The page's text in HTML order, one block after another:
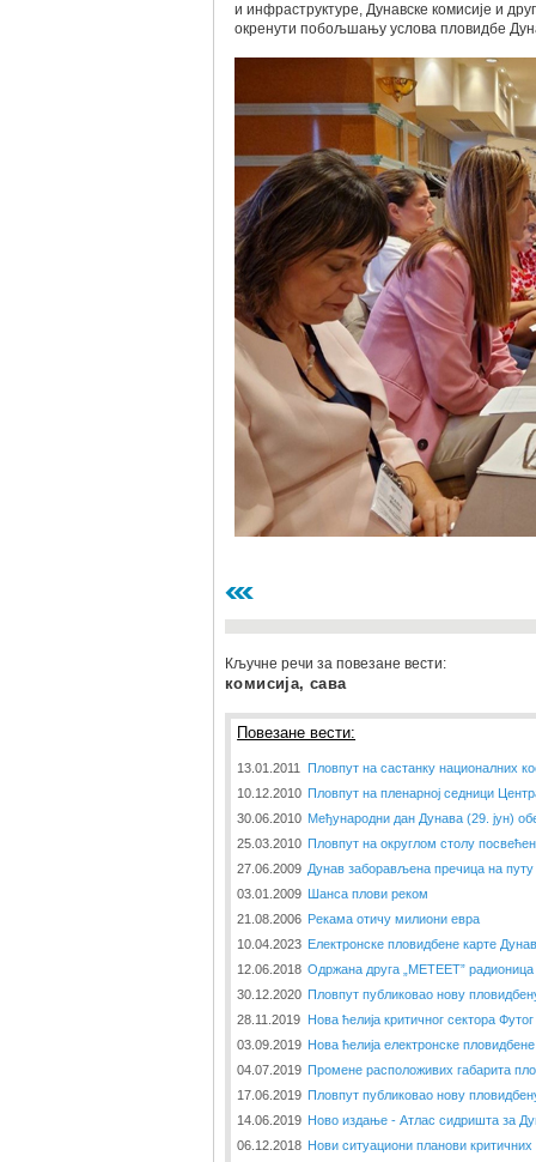
и инфраструктуре, Дунавске комисије и
окренути побољшању услова пловидбе
Кључне речи за повезане вести:
комисија, сава
Повезане вести:
13.01.2011
Пловпут на састанку националних
10.12.2010 Пловпут на пленарној седници
30.06.2010 Међународни дан Дунава (29. јун)
25.03.2010 Пловпут на округлом столу
27.06.2009 Дунав заборављена пречица на путу
03.01.2009 Шанса плови реком
21.08.2006 Рекама отичу милиони евра
10.04.2023 Електронске пловидбене карте
12.06.2018 Одржана друга „METEET” радионица
30.12.2020 Пловпут публиковао нову
28.11.2019 Нова ћелија критичног сектора
03.09.2019 Новa ћелија електронске
04.07.2019 Промене расположивих габарита
17.06.2019 Пловпут публиковао нову
14.06.2019 Ново издање - Атлас сидришта за
06.12.2018 Нови ситуациони планови